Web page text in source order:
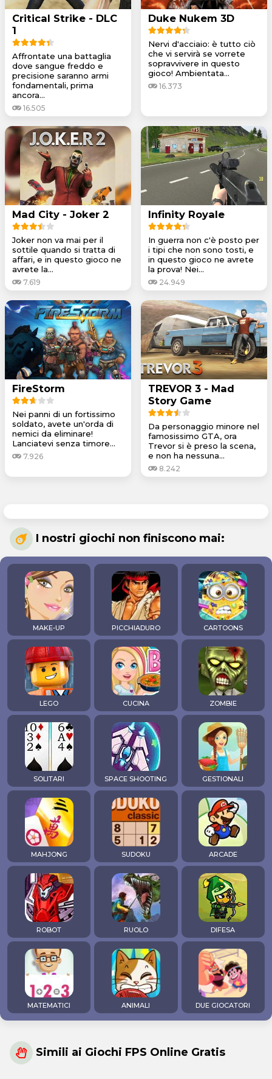
Critical Strike - DLC
1
Affrontate una battaglia
dove sangue freddo e
precisione saranno armi
fondamentali, prima
ancora...
16.505
Duke Nukem 3D
Nervi d'acciaio: è tutto ciò
che vi servirà se vorrete
sopravvivere in questo
gioco! Ambientata...
16.373
Mad City - Joker 2
Joker non va mai per il
sottile quando si tratta di
affari, e in questo gioco ne
avrete la...
7.619
Infinity Royale
In guerra non c'è posto per
i tipi che non sono tosti, e
in questo gioco ne avrete
la prova! Nei...
24.949
FireStorm
Nei panni di un fortissimo
soldato, avete un'orda di
nemici da eliminare!
Lanciatevi senza timore...
7.926
TREVOR 3 - Mad
Story Game
Da personaggio minore nel
famosissimo GTA, ora
Trevor si è preso la scena,
e non ha nessuna...
8.242
I nostri giochi non finiscono mai:
MAKE-UP PICCHIADURO CARTOONS
LEGO CUCINA ZOMBIE
SOLITARI SPACE SHOOTING GESTIONALI
MAHJONG SUDOKU ARCADE
ROBOT RUOLO DIFESA
MATEMATICI ANIMALI DUE GIOCATORI
Simili ai Giochi FPS Online Gratis